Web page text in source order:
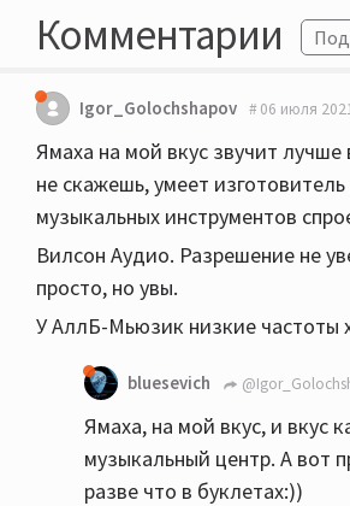
Комментарии
Igor_Golochshapov 06 июля
Ямаха на мой вкус звучит
не скажешь, умеет
музыкальных инструментов
Вилсон Аудио. Разрешение не
просто, но увы.
У АллБ-Мьюзик низкие частоты
bluesevich
Ямаха, на мой вкус, и вкус
музыкальный центр. А вот
разве что в буклетах:))